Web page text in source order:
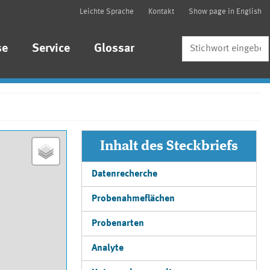
Leichte Sprache Kontakt Show page in English
Service Glossar
Inhalt des Steckbriefs
Datenrecherche
Probenahmeflächen
Probenarten
Analyte